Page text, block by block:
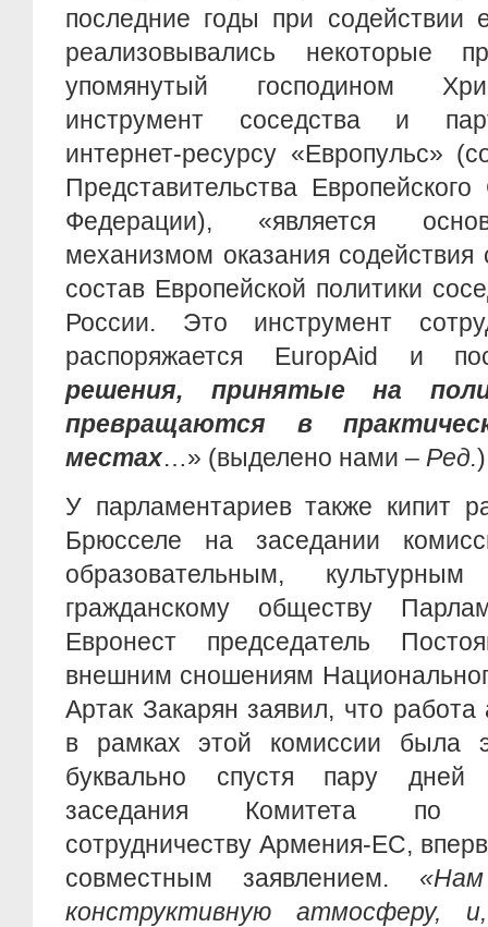
последние годы при содействии
реализовывались некоторые
упомянутый господином
инструмент соседства и
интернет-ресурсу «Европульс»
Представительства
Федерации), «является
механизмом оказания
состав Европейской политики
России. Это инструмент
распоряжается EuropAid и
решения, принятые на
превращаются в
местах…» (выделено нами – Ред.
У парламентариев также кипит
Брюсселе на заседании
образовательным,
гражданскому обществу
Евронест председатель
внешним сношениям
Артак Закарян заявил, что работа
в рамках этой комиссии была
буквально спустя пару дней
заседания Комитета по
сотрудничеству Армения-ЕС,
совместным заявлением.
конструктивную атмосферу,